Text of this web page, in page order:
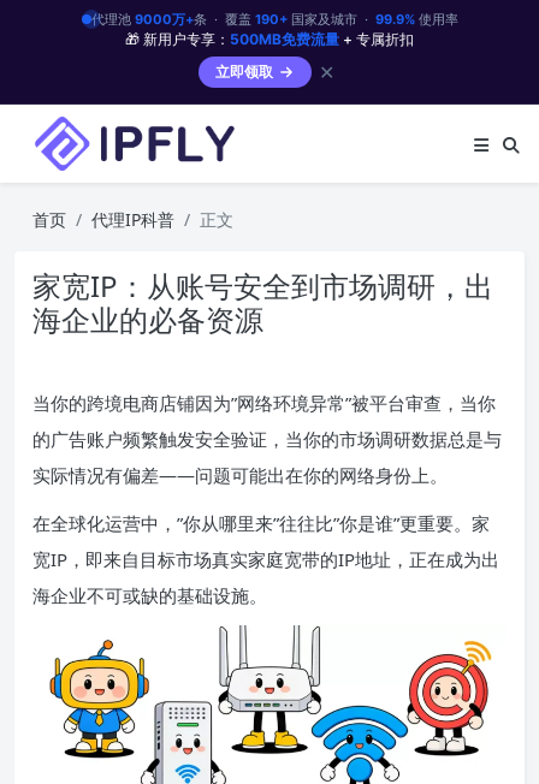
代理池 9000万+条 · 覆盖 190+国家及城市 · 99.9%使用率
🎁 新用户专享： 500MB免费流量 + 专属折扣
立即领取
✕
首页 代理IP科普 正文
家宽IP：从账号安全到市场调研，出
海企业的必备资源
当你的跨境电商店铺因为”网络环境异常”被平台审查，当你
的广告账户频繁触发安全验证，当你的市场调研数据总是与
实际情况有偏差——问题可能出在你的网络身份上。
在全球化运营中，”你从哪里来”往往比”你是谁”更重要。家
宽IP，即来自目标市场真实家庭宽带的IP地址，正在成为出
海企业不可或缺的基础设施。